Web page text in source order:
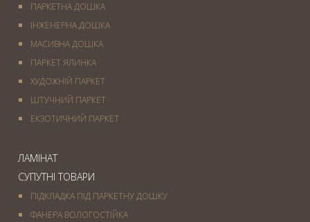
ПАРКЕТНА ДОШКА
ІНЖЕНЕРНА ДОШКА
МАСИВНА ДОШКА
ПАРКЕТ ЯЛИНКА
ХУДОЖНІЙ ПАРКЕТ
ШТУЧНИЙ ПАРКЕТ
ЕКЗОТИЧНИЙ ПАРКЕТ
ЛАМІНАТ
СУПУТНІ ТОВАРИ
ПІДКЛАДКА ПІД ПАРКЕТНУ ДОШКУ
ФАНЕРА ВОЛОГОСТІЙКА